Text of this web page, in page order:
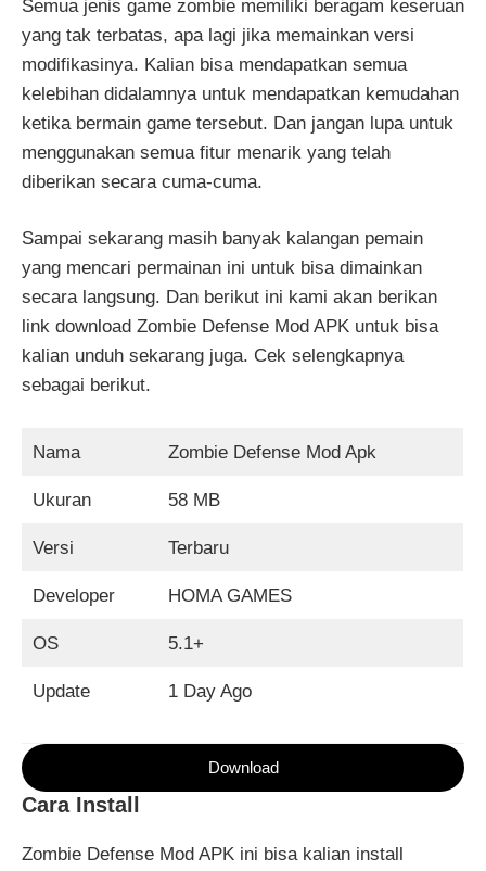
Semua jenis game zombie memiliki beragam keseruan
yang tak terbatas, apa lagi jika memainkan versi
modifikasinya. Kalian bisa mendapatkan semua
kelebihan didalamnya untuk mendapatkan kemudahan
ketika bermain game tersebut. Dan jangan lupa untuk
menggunakan semua fitur menarik yang telah
diberikan secara cuma-cuma.
Sampai sekarang masih banyak kalangan pemain
yang mencari permainan ini untuk bisa dimainkan
secara langsung. Dan berikut ini kami akan berikan
link download Zombie Defense Mod APK untuk bisa
kalian unduh sekarang juga. Cek selengkapnya
sebagai berikut.
Nama Zombie Defense Mod Apk
Ukuran 58 MB
Versi Terbaru
Developer HOMA GAMES
OS 5.1+
Update 1 Day Ago
Download
Cara Install
Zombie Defense Mod APK ini bisa kalian install